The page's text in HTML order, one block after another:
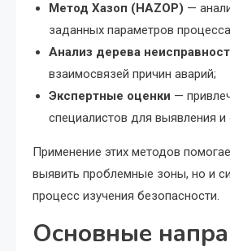
Метод Хазоп (HAZOP) —
заданных параметров
Анализ дерева
взаимосвязей причин аварий;
Экспертные оценки —
специалистов для выявления и
Применение этих методов
выявить проблемные зоны, но и
процесс изучения безопасности.
Основные